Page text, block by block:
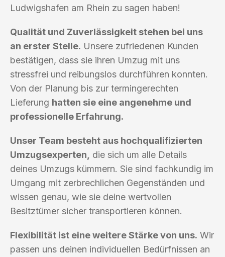
Ludwigshafen am Rhein zu sagen haben!
Qualität und Zuverlässigkeit stehen bei uns
an erster Stelle. Unsere zufriedenen Kunden
bestätigen, dass sie ihren Umzug mit uns
stressfrei und reibungslos durchführen konnten.
Von der Planung bis zur termingerechten
Lieferung hatten sie eine angenehme und
professionelle Erfahrung.
Unser Team besteht aus hochqualifizierten
Umzugsexperten,
die sich um alle Details
deines Umzugs kümmern. Sie sind fachkundig im
Umgang mit zerbrechlichen Gegenständen und
wissen genau, wie sie deine wertvollen
Besitztümer sicher transportieren können.
Flexibilität ist eine weitere Stärke von uns. Wir
passen uns deinen individuellen Bedürfnissen an